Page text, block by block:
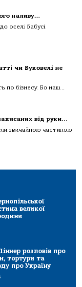
наливу…
оселі бабусі
чи Буковелі не
по бізнесу. Бо наш...
від руки…
звичайною частиною
великої
розповів про
тортури та
про Україну